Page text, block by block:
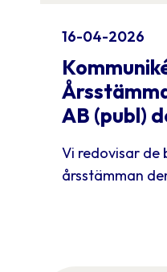
16-04-2026
AB (publ)
Vi redovisar de
årsstämman